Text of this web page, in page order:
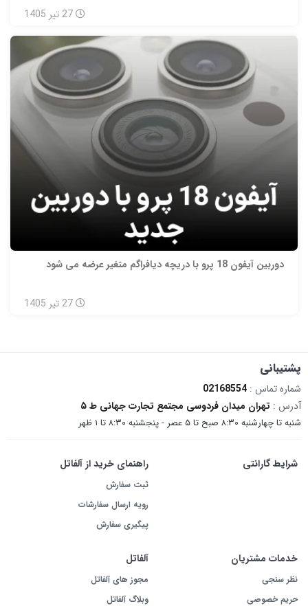
27 تیر 1405
دوربین آیفون 18 پرو با دریچه دیافراگم متغیر عرضه می شود
27 تیر 1405
پشتیبانی
شماره تماس : 02168554
آدرس : تهران میدان فردوسی مجتمع تجارت جهانی ط ۵
شنبه تا چهارشنبه ۸:۳۰ صبح تا ۵ عصر - پنجشنبه ۸:۳۰ تا ۱ ظهر
شرایط گارانتی راهنمای خرید از آلفاتل
ثبت سفارش
رویه ارسال سفارشات
پیگیری سفارش
خدمات مشتریان
نظر سنجی
حریم خصوصی
آلفاتل
مجوز های آلفاتل
وبلاگ آلفاتل